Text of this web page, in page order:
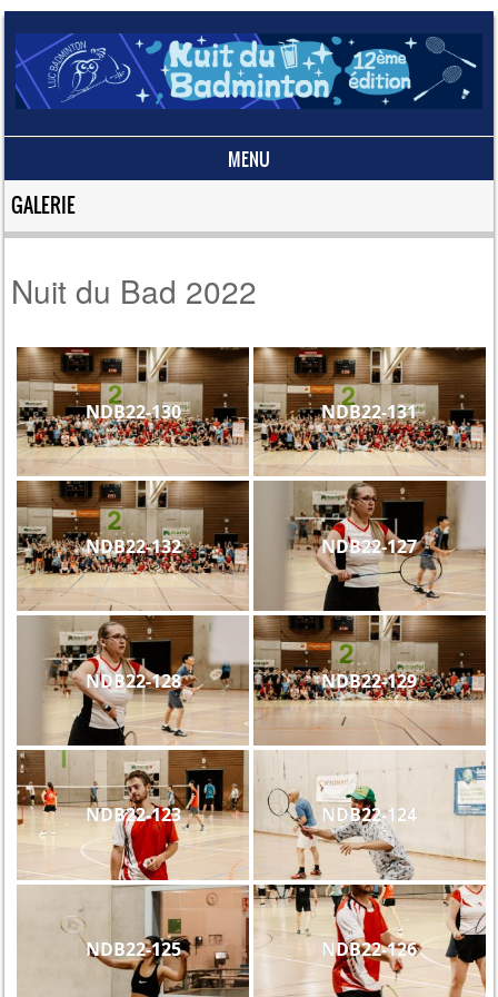
MENU
Skip to content
GALERIE
Nuit du Bad 2022
NDB22-130 NDB22-131
NDB22-132 NDB22-127
NDB22-128 NDB22-129
NDB22-123 NDB22-124
NDB22-125 NDB22-126